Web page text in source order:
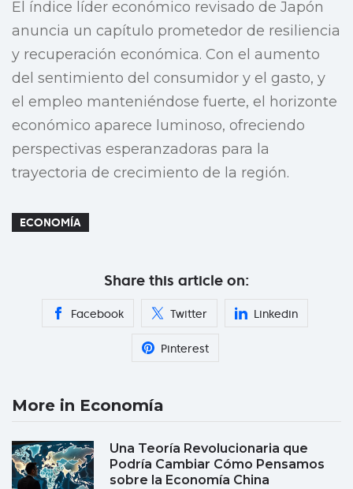
El índice líder económico revisado de Japón
anuncia un capítulo prometedor de resiliencia
y recuperación económica. Con el aumento
del sentimiento del consumidor y el gasto, y
el empleo manteniéndose fuerte, el horizonte
económico aparece luminoso, ofreciendo
perspectivas esperanzadoras para la
trayectoria de crecimiento de la región.
ECONOMÍA
Share this article on:
Facebook Twitter Linkedin
Pinterest
More in Economía
Una Teoría Revolucionaria que
Podría Cambiar Cómo Pensamos
sobre la Economía China